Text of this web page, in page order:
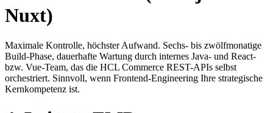
Nuxt)
Maximale Kontrolle, höchster Aufwand. Sechs- bis zwölfmonatige
Build-Phase, dauerhafte Wartung durch internes Java- und React-
bzw. Vue-Team, das die HCL Commerce REST-APIs selbst
orchestriert. Sinnvoll, wenn Frontend-Engineering Ihre strategische
Kernkompetenz ist.